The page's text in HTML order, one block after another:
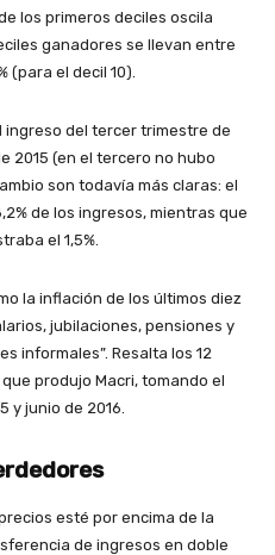
los primeros deciles oscila
ganadores se llevan entre
(para el decil 10).
ingreso del tercer trimestre de
2015 (en el tercero no hubo
son todavía más claras: el
de los ingresos, mientras que
el 1,5%.
la inflación de los últimos diez
jubilaciones, pensiones y
informales”. Resalta los 12
produjo Macri, tomando el
y junio de 2016.
esté por encima de la
de ingresos en doble